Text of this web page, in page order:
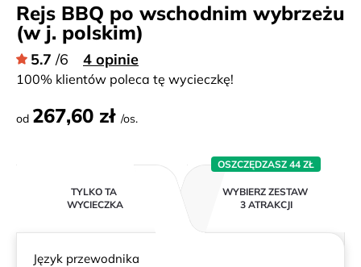
Rejs BBQ po wschodnim wybrzeżu
(w j. polskim)
5.7 /6 4 opinie
100% klientów poleca tę wycieczkę!
od 267,60 zł /os.
TYLKO TA
WYCIECZKA
WYBIERZ ZESTAW
3 ATRAKCJI
OSZCZĘDZASZ 44 ZŁ
Język przewodnika